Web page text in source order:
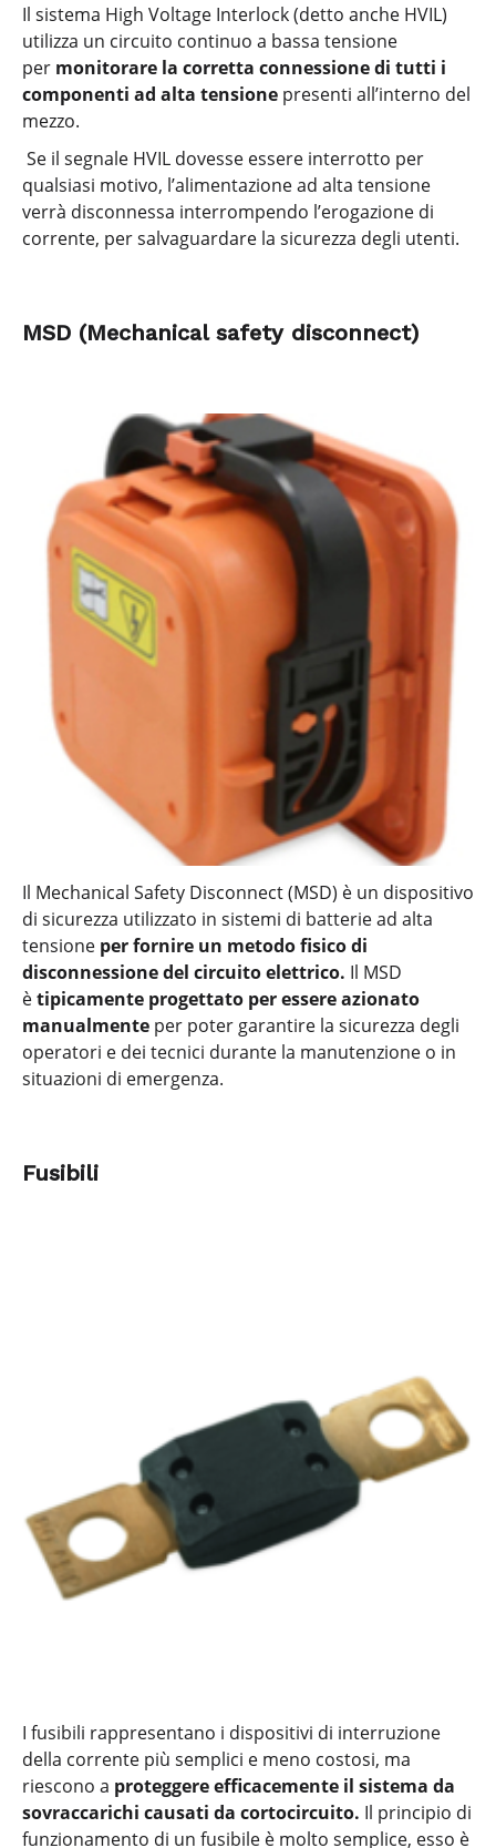
Il sistema High Voltage Interlock (detto anche HVIL)
utilizza un circuito continuo a bassa tensione
per monitorare la corretta connessione di tutti i
componenti ad alta tensione presenti all’interno del
mezzo.
Se il segnale HVIL dovesse essere interrotto per
qualsiasi motivo, l’alimentazione ad alta tensione
verrà disconnessa interrompendo l’erogazione di
corrente, per salvaguardare la sicurezza degli utenti.
MSD (Mechanical safety disconnect)
Il Mechanical Safety Disconnect (MSD) è un dispositivo
di sicurezza utilizzato in sistemi di batterie ad alta
tensione per fornire un metodo fisico di
disconnessione del circuito elettrico. Il MSD
ètipicamente progettato per essere azionato
manualmente per poter garantire la sicurezza degli
operatori e dei tecnici durante la manutenzione o in
situazioni di emergenza.
Fusibili
I fusibili rappresentano i dispositivi di interruzione
della corrente più semplici e meno costosi, ma
riescono a proteggere efficacemente il sistema da
sovraccarichi causati da cortocircuito. Il principio di
funzionamento di un fusibile è molto semplice, esso è